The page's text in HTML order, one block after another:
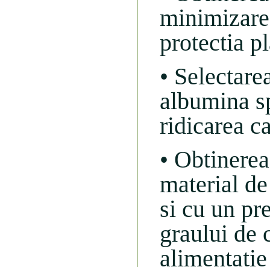
protectia
•
albumina
ridicarea
•
material
si cu un
graului de